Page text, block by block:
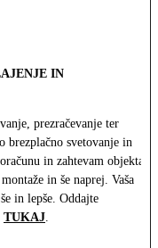
IN
prezračevanje ter
brezplačno svetovanje in
in zahtevam objekta.
in še naprej. Vaša
in lepše. Oddajte
TUKAJ.